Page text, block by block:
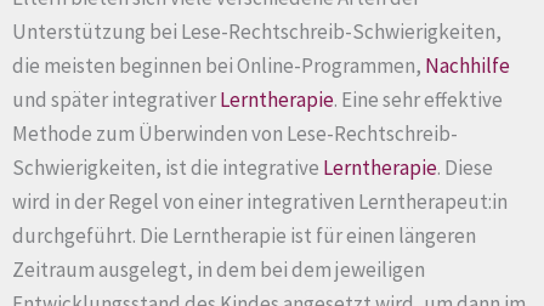
Unterstützung bei Lese-Rechtschreib-Schwierigkeiten,
die meisten beginnen bei Online-Programmen, Nachhilfe
und später integrativerLerntherapie. Eine sehr effektive
Methode zum Überwinden von Lese-Rechtschreib-
Schwierigkeiten, ist die integrative Lerntherapie. Diese
wird in der Regel von einer integrativen Lerntherapeut:in
durchgeführt. Die Lerntherapie ist für einen längeren
Zeitraum ausgelegt, in dem bei dem jeweiligen